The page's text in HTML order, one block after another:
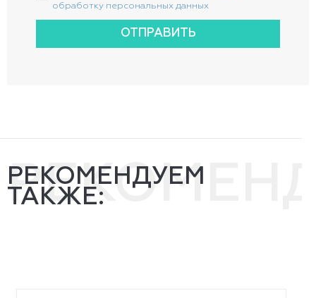
обработку персональных данных
ОТПРАВИТЬ
РЕКОМЕНДУЕМ
ТАКЖЕ: